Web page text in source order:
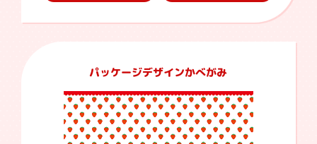
パッケージデザインかべがみ